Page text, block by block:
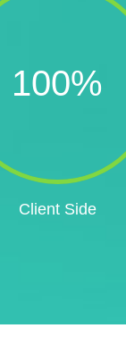
100%
Client Side